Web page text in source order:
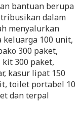
bantuan berupa
dalam
menyalurkan
keluarga 100 unit,
300 paket,
300 paket,
kasur lipat 150
toilet portabel 10
dan terpal